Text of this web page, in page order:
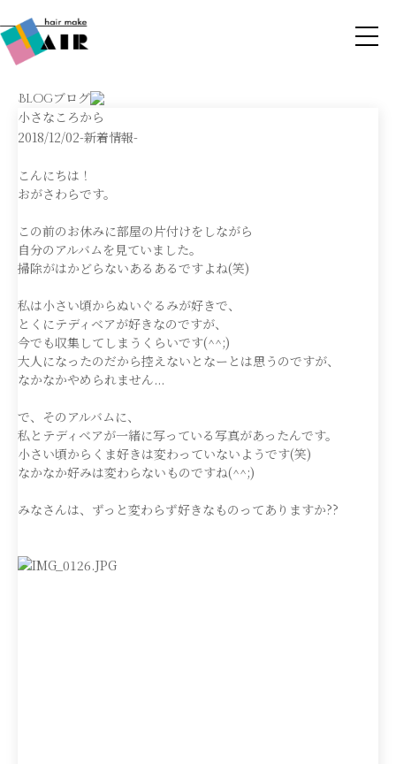
Blogブログ
小さなころから
2018/12/02-新着情報-
こんにちは！
おがさわらです。
この前のお休みに部屋の片付けをしながら
自分のアルバムを見ていました。
掃除がはかどらないあるあるですよね(笑)
私は小さい頃からぬいぐるみが好きで、
とくにテディベアが好きなのですが、
今でも収集してしまうくらいです(^^;)
大人になったのだから控えないとなーとは思うのですが、
なかなかやめられません...
で、そのアルバムに、
私とテディベアが一緒に写っている写真があったんです。
小さい頃からくま好きは変わっていないようです(笑)
なかなか好みは変わらないものですね(^^;)
みなさんは、ずっと変わらず好きなものってありますか??